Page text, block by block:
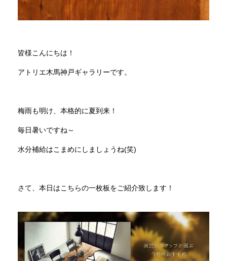
イベント
全商品一覧
新入荷情報
納品事例
INFORMATION
MOKUBA CHANNEL
よくあるご質問
皆様こんにちは！
アトリエ木馬神戸ギャラリーです。
梅雨も明け、本格的に夏到来！
毎日暑いですね～
水分補給はこまめにしましょうね(笑)
さて、本日はこちらの一枚板をご紹介致します！